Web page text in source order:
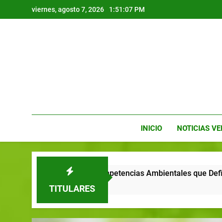
viernes, agosto 7, 2026 1:51:09 PM
INICIO NOTICIAS
TITULARES
Ambientales que Defininen el Futuro